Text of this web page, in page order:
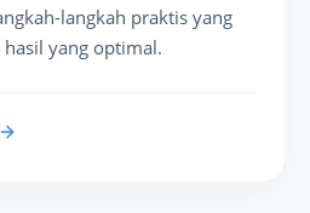
langkah praktis yang
yang optimal.